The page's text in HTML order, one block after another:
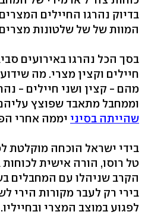
בדיוק נהרגו החיילים
המוות של של שלטונות
בסך הכל נהרגו באירועים
חיילים וקצין מצרי. מה
מהם - קצין ושני חיילים -
וממחבל מתאבד שפוצץ
שהייתה בסיני יממה אחרי
בידי ישראל הוכחה מוקלטת
טל רוסו, הורה אישית
הקרב שניהלו עם המחבלים
בירי רק לעבר מקורות הירי
לפגוע במוצב המצרי ובחייליו.